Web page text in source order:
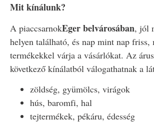
Mit kínálunk?
A piaccsarnokEger belvárosában, jól
helyen található, és nap mint nap friss,
termékekkel várja a vásárlókat. Az
következő kínálatból válogathatnak a
zöldség, gyümölcs, virágok
hús, baromfi, hal
tejtermékek, pékáru, édesség